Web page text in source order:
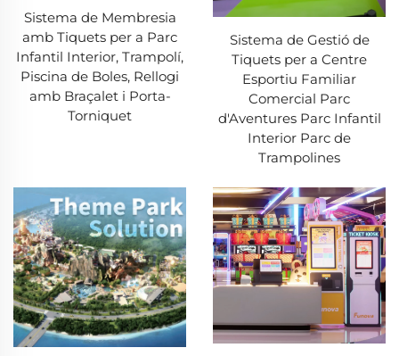
Sistema de Membresia
amb Tiquets per a Parc
Infantil Interior, Trampolí,
Piscina de Boles, Rellogi
amb Braçalet i Porta-
Torniquet
Sistema de Gestió de
Tiquets per a Centre
Esportiu Familiar
Comercial Parc
d'Aventures Parc Infantil
Interior Parc de
Trampolines